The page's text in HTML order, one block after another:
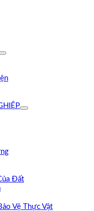
Đất
Vệ Thực Vật